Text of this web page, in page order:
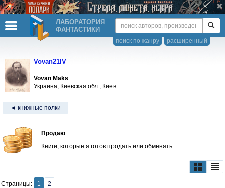
ЛАБОРАТОРИЯ
ФАНТАСТИКИ
расширенный
поиск по жанру
Vovan21IV
Vovan Maks
Украина, Киевская обл., Киев
◄ книжные полки
Продаю
Книги, которые я готов продать или обменять
Страницы: 1 2